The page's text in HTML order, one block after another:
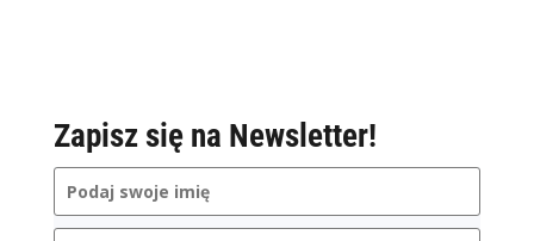
Zapisz się na Newsletter!